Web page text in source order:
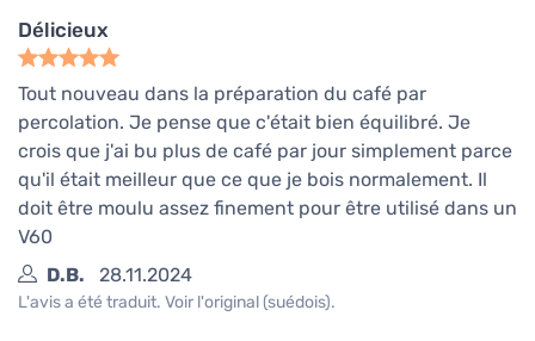
Délicieux
Tout nouveau dans la préparation du café par
percolation. Je pense que c'était bien équilibré. Je
crois que j'ai bu plus de café par jour simplement parce
qu'il était meilleur que ce que je bois normalement. Il
doit être moulu assez finement pour être utilisé dans un
V60
D.B.
28.11.2024
L'avis a été traduit. Voir l'original (suédois).